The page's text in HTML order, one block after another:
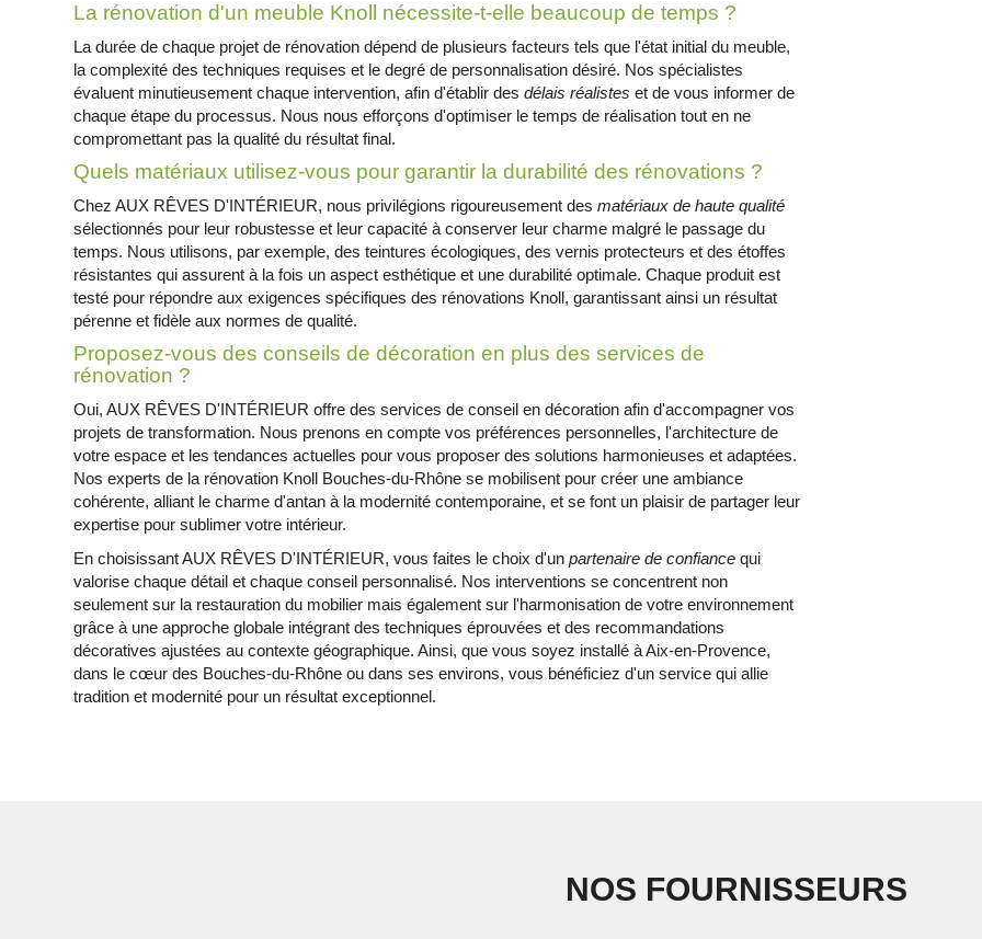
La rénovation d'un meuble Knoll nécessite-t-elle beaucoup de temps ?
La durée de chaque projet de rénovation dépend de plusieurs facteurs tels que l'état initial du meuble,
la complexité des techniques requises et le degré de personnalisation désiré. Nos spécialistes
évaluent minutieusement chaque intervention, afin d'établir desdélais réalistes et de vous informer de
chaque étape du processus. Nous nous efforçons d'optimiser le temps de réalisation tout en ne
compromettant pas la qualité du résultat final.
Quels matériaux utilisez-vous pour garantir la durabilité des rénovations ?
Chez AUX RÊVES D'INTÉRIEUR, nous privilégions rigoureusement desmatériaux de haute qualité
sélectionnés pour leur robustesse et leur capacité à conserver leur charme malgré le passage du
temps. Nous utilisons, par exemple, des teintures écologiques, des vernis protecteurs et des étoffes
résistantes qui assurent à la fois un aspect esthétique et une durabilité optimale. Chaque produit est
testé pour répondre aux exigences spécifiques des rénovations Knoll, garantissant ainsi un résultat
pérenne et fidèle aux normes de qualité.
Proposez-vous des conseils de décoration en plus des services de
rénovation ?
Oui, AUX RÊVES D'INTÉRIEUR offre des services de conseil en décoration afin d'accompagner vos
projets de transformation. Nous prenons en compte vos préférences personnelles, l'architecture de
votre espace et les tendances actuelles pour vous proposer des solutions harmonieuses et adaptées.
Nos experts de la rénovation Knoll Bouches-du-Rhône se mobilisent pour créer une ambiance
cohérente, alliant le charme d'antan à la modernité contemporaine, et se font un plaisir de partager leur
expertise pour sublimer votre intérieur.
En choisissant AUX RÊVES D'INTÉRIEUR, vous faites le choix d'unpartenaire de confiance qui
valorise chaque détail et chaque conseil personnalisé. Nos interventions se concentrent non
seulement sur la restauration du mobilier mais également sur l'harmonisation de votre environnement
grâce à une approche globale intégrant des techniques éprouvées et des recommandations
décoratives ajustées au contexte géographique. Ainsi, que vous soyez installé à Aix-en-Provence,
dans le cœur des Bouches-du-Rhône ou dans ses environs, vous bénéficiez d'un service qui allie
tradition et modernité pour un résultat exceptionnel.
NOS FOURNISSEURS